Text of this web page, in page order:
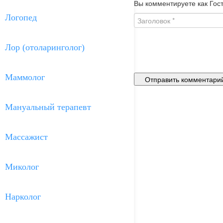
Вы комментируете как
Логопед
Лор (отоларинголог)
Маммолог
Мануальный терапевт
Массажист
Миколог
Нарколог